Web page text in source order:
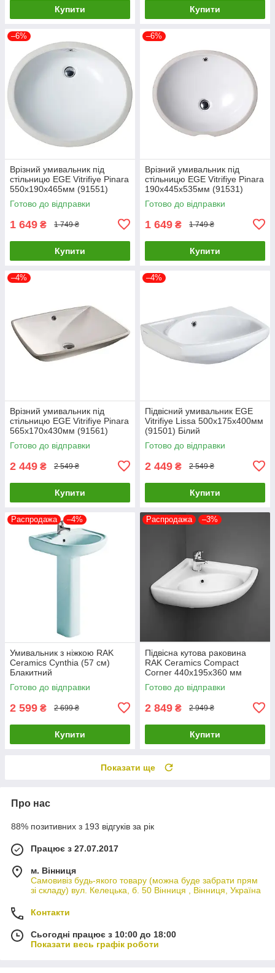
Купити Купити
–6%
Врізний умивальник під
стільницю EGE Vitrifiye Pinara
550x190x465мм (91551)
Білий
Готово до відправки
1 649 ₴ 1 749 ₴
Купити
–6%
Врізний умивальник під
стільницю EGE Vitrifiye Pinara
190x445x535мм (91531)
Білий
Готово до відправки
1 649 ₴ 1 749 ₴
Купити
–4%
Врізний умивальник під
стільницю EGE Vitrifiye Pinara
565x170x430мм (91561)
Білий
Готово до відправки
2 449 ₴ 2 549 ₴
Купити
–4%
Підвісний умивальник EGE
Vitrifiye Lissa 500x175x400мм
(91501) Білий
Готово до відправки
2 449 ₴ 2 549 ₴
Купити
Распродажа –4%
Умивальник з ніжкою RAK
Ceramics Cynthia (57 см)
Блакитний
Готово до відправки
2 599 ₴ 2 699 ₴
Купити
Распродажа –3%
Підвісна кутова раковина
RAK Ceramics Compact
Corner 440x195x360 мм
(RAK0048) Білий
Готово до відправки
2 849 ₴ 2 949 ₴
Купити
Показати ще
Про нас
88% позитивних з 193 відгуків за рік
Працює з 27.07.2017
м. Вінниця
Самовивіз будь-якого товару (можна буде забрати прям
зі складу) вул. Келецька, б. 50 Вінниця , Вінниця, Україна
Контакти
Сьогодні працює з 10:00 до 18:00
Показати весь графік роботи